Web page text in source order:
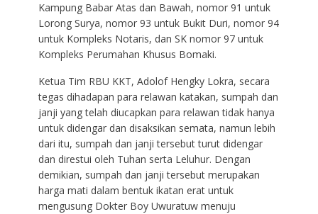
Kampung Babar Atas dan Bawah, nomor 91 untuk
Lorong Surya, nomor 93 untuk Bukit Duri, nomor 94
untuk Kompleks Notaris, dan SK nomor 97 untuk
Kompleks Perumahan Khusus Bomaki.
Ketua Tim RBU KKT, Adolof Hengky Lokra, secara
tegas dihadapan para relawan katakan, sumpah dan
janji yang telah diucapkan para relawan tidak hanya
untuk didengar dan disaksikan semata, namun lebih
dari itu, sumpah dan janji tersebut turut didengar
dan direstui oleh Tuhan serta Leluhur. Dengan
demikian, sumpah dan janji tersebut merupakan
harga mati dalam bentuk ikatan erat untuk
mengusung Dokter Boy Uwuratuw menuju